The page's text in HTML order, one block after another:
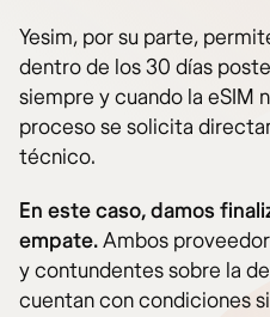
Yesim, por su parte,
dentro de los 30 días
siempre y cuando la eSIM
proceso se solicita
técnico.
En este caso, damos
empate.Ambos
y contundentes sobre la
cuentan con condiciones